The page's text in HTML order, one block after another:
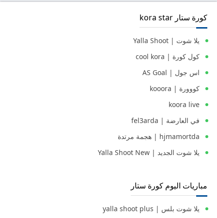
كورة ستار kora star
يلا شوت | Yalla Shoot
كول كورة | cool kora
اس جول | AS Goal
كووورة | kooora
koora live
في العارضة | fel3arda
hjmamortda | هجمة مرتدة
يلا شوت الجديد | Yalla Shoot New
مباريات اليوم كورة ستار
يلا شوت بلس | yalla shoot plus